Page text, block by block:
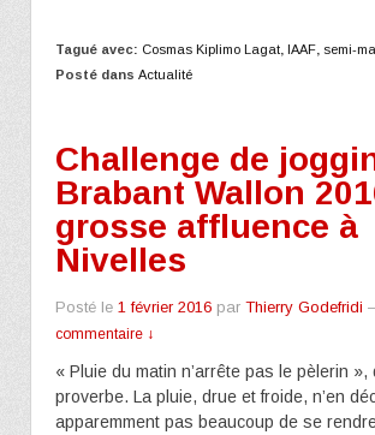
Tagué avec: Cosmas Kiplimo Lagat IAAF semi-
Posté dans Actualité
Challenge de
Brabant Wallon
grosse affluence à
Nivelles
Posté le 1 février 2016 par Thierry Godefridi
commentaire ↓
« Pluie du matin n’arrête pas le pèlerin »,
proverbe. La pluie, drue et froide, n’en
apparemment pas beaucoup de se